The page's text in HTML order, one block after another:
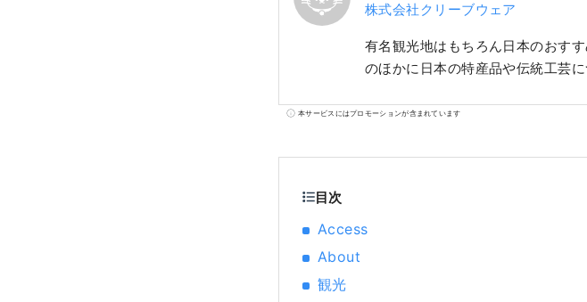
株式会社クリーブウェア
有名観光地はもちろん日本のおす
のほかに日本の特産品や伝統工芸
本サービスにはプロモーションが含まれています
目次
Access
About
観光